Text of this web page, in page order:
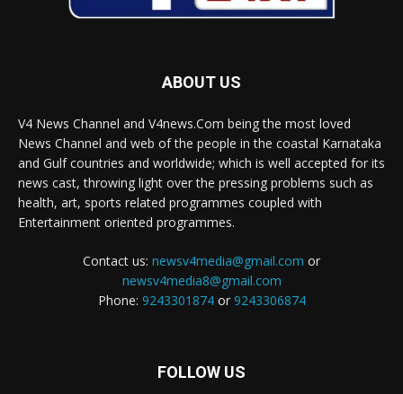
ABOUT US
V4 News Channel and V4news.Com being the most loved
News Channel and web of the people in the coastal Karnataka
and Gulf countries and worldwide; which is well accepted for its
news cast, throwing light over the pressing problems such as
health, art, sports related programmes coupled with
Entertainment oriented programmes.
Contact us: newsv4media@gmail.com or
newsv4media8@gmail.com
Phone: 9243301874or 9243306874
FOLLOW US